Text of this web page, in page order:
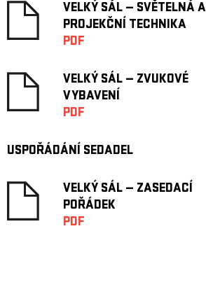
VELKÝ SÁL — SVĚTELNÁ A
PROJEKČNÍ TECHNIKA
PDF
VELKÝ SÁL — ZVUKOVÉ
VYBAVENÍ
PDF
USPOŘÁDÁNÍ SEDADEL
VELKÝ SÁL — ZASEDACÍ
POŘÁDEK
PDF